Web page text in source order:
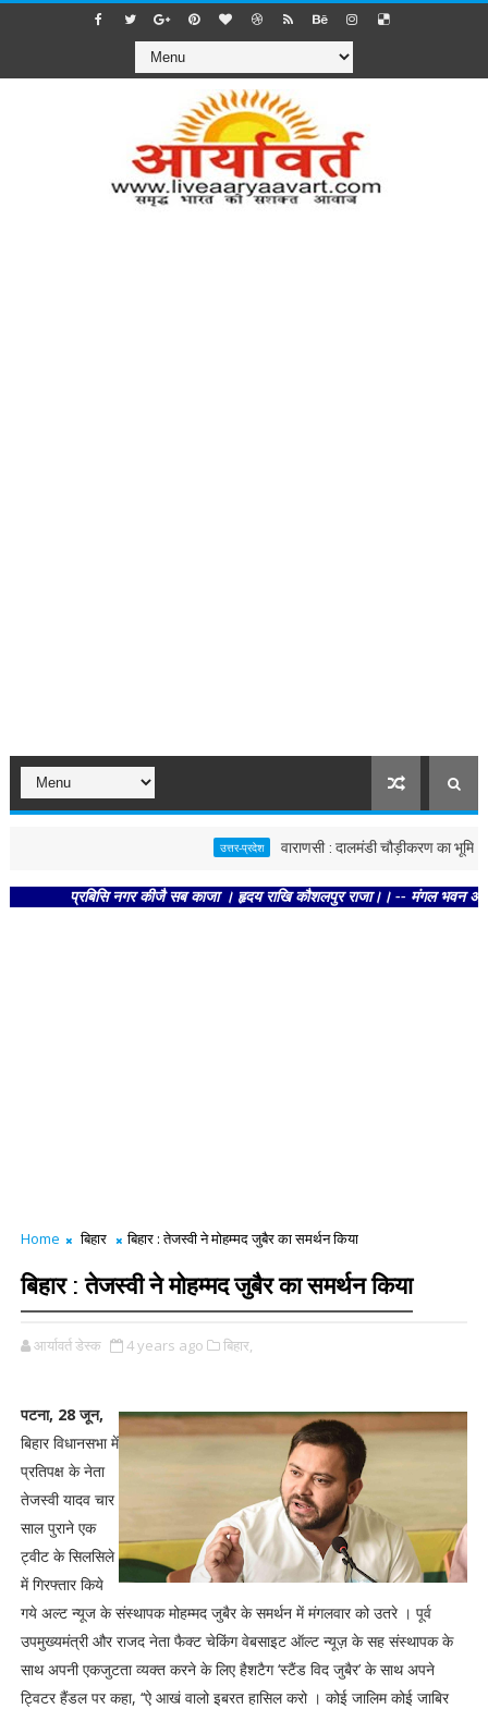
उत्तर-प्रदेश वाराणसी : दालमंडी चौड़ीकरण का भूमि पूजन,
प्रबिसि नगर कीजै सब काजा । हृदय राखि कौशलपुर राजा।। -- मंगल भवन अमंगल
Home बिहार बिहार : तेजस्वी ने मोहम्मद जुबैर का समर्थन किया
बिहार : तेजस्वी ने मोहम्मद जुबैर का समर्थन किया
आर्यावर्त डेस्क 4 years ago बिहार,
पटना, 28 जून,
बिहार विधानसभा में
प्रतिपक्ष के नेता
तेजस्वी यादव चार
साल पुराने एक
ट्वीट के सिलसिले
में गिरफ्तार किये
गये अल्ट न्यूज के संस्थापक मोहम्मद जुबैर के समर्थन में मंगलवार को उतरे । पूर्व
उपमुख्यमंत्री और राजद नेता फैक्ट चेकिंग वेबसाइट ऑल्ट न्यूज़ के सह संस्थापक के
साथ अपनी एकजुटता व्यक्त करने के लिए हैशटैग ‘स्टैंड विद जुबैर’ के साथ अपने
ट्विटर हैंडल पर कहा, ‘‘ऐ आखं वालो इबरत हासिल करो । कोई जालिम कोई जाबिर